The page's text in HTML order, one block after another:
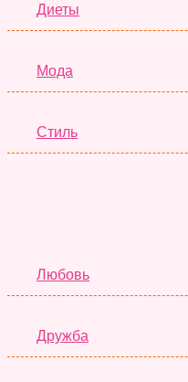
Диеты
Мода
Стиль
Любовь
Дружба